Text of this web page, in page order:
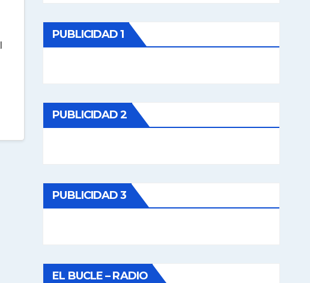
PUBLICIDAD 1
PUBLICIDAD 2
PUBLICIDAD 3
EL BUCLE – RADIO